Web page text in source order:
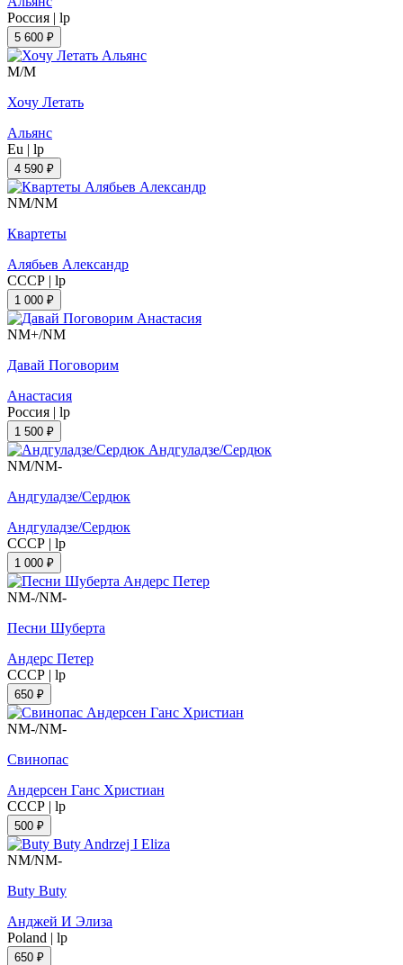
Россия | lp
5 600 ₽
M/M
Хочу Летать
Альянс
Eu | lp
4 590 ₽
NM/NM
Квартеты
Алябьев Александр
СССР | lp
1 000 ₽
NM+/NM
Давай Поговорим
Анастасия
Россия | lp
1 500 ₽
NM/NM-
Андгуладзе/Сердюк
Андгуладзе/Сердюк
СССР | lp
1 000 ₽
NM-/NM-
Песни Шуберта
Андерс Петер
СССР | lp
650 ₽
NM-/NM-
Свинопас
Андерсен Ганс Христиан
СССР | lp
500 ₽
NM/NM-
Buty Buty
Анджей И Элиза
Poland | lp
650 ₽